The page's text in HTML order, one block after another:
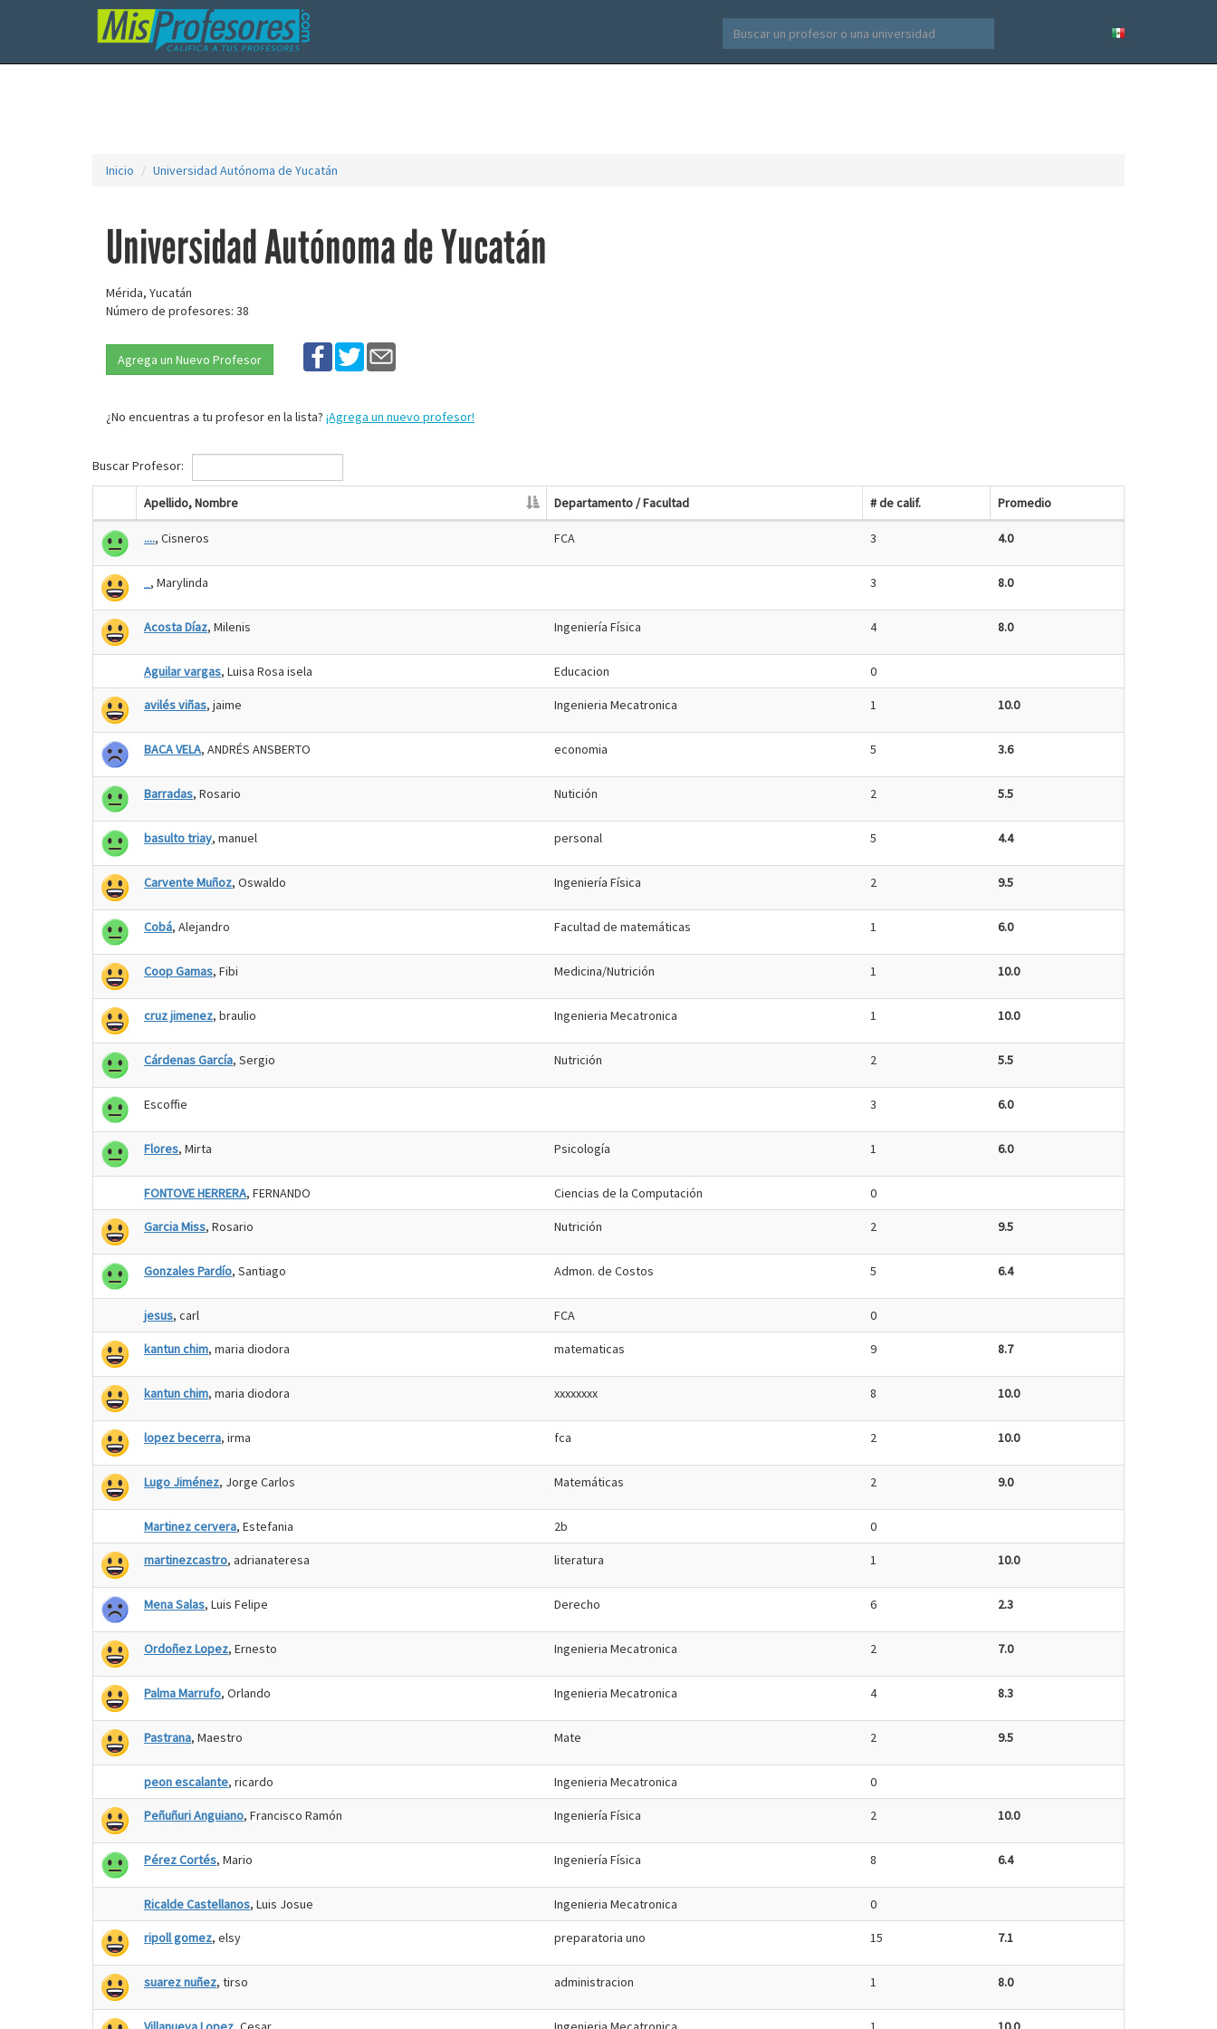
Inicio Universidad Autónoma de Yucatán
Universidad Autónoma de Yucatán
Mérida, Yucatán
Número de profesores: 38
Agrega un Nuevo Profesor
¿No encuentras a tu profesor en la lista? ¡Agrega un nuevo profesor!
Buscar Profesor:
Apellido, Nombre Departamento / Facultad # de calif. Promedio
...., Cisneros FCA 3 4.0
, Marylinda 3 8.0
Acosta Díaz, Milenis Ingeniería Física 4 8.0
Aguilar vargas, Luisa Rosa isela Educacion 0
avilés viñas, jaime Ingenieria Mecatronica 1 10.0
BACA VELA, ANDRÉS ANSBERTO economia 5 3.6
Barradas, Rosario Nutición 2 5.5
basulto triay, manuel personal 5 4.4
Carvente Muñoz, Oswaldo Ingeniería Física 2 9.5
Cobá, Alejandro Facultad de matemáticas 1 6.0
Coop Gamas, Fibi Medicina/Nutrición 1 10.0
cruz jimenez, braulio Ingenieria Mecatronica 1 10.0
Cárdenas García, Sergio Nutrición 2 5.5
Escoffie 3 6.0
Flores, Mirta Psicología 1 6.0
FONTOVE HERRERA, FERNANDO Ciencias de la Computación 0
Garcia Miss, Rosario Nutrición 2 9.5
Gonzales Pardío, Santiago Admon. de Costos 5 6.4
jesus, carl FCA 0
kantun chim, maria diodora matematicas 9 8.7
kantun chim, maria diodora xxxxxxxx 8 10.0
lopez becerra, irma fca 2 10.0
Lugo Jiménez, Jorge Carlos Matemáticas 2 9.0
Martinez cervera, Estefania 2b 0
martinezcastro, adrianateresa literatura 1 10.0
Mena Salas, Luis Felipe Derecho 6 2.3
Ordoñez Lopez, Ernesto Ingenieria Mecatronica 2 7.0
Palma Marrufo, Orlando Ingenieria Mecatronica 4 8.3
Pastrana, Maestro Mate 2 9.5
peon escalante, ricardo Ingenieria Mecatronica 0
Peñuñuri Anguiano, Francisco Ramón Ingeniería Física 2 10.0
Pérez Cortés, Mario Ingeniería Física 8 6.4
Ricalde Castellanos, Luis Josue Ingenieria Mecatronica 0
ripoll gomez, elsy preparatoria uno 15 7.1
suarez nuñez, tirso administracion 1 8.0